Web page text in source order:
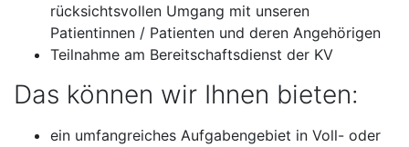
rücksichtsvollen Umgang mit unseren
Patientinnen / Patienten und deren Angehörigen
Teilnahme am Bereitschaftsdienst der KV
Das können wir Ihnen bieten:
ein umfangreiches Aufgabengebiet in Voll- oder